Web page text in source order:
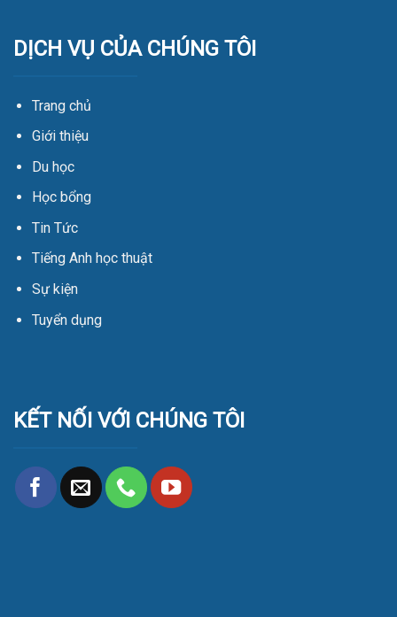
DỊCH VỤ CỦA CHÚNG TÔI
Trang chủ
Giới thiệu
Du học
Học bổng
Tin Tức
Tiếng Anh học thuật
Sự kiện
Tuyển dụng
KẾT NỐI VỚI CHÚNG TÔI